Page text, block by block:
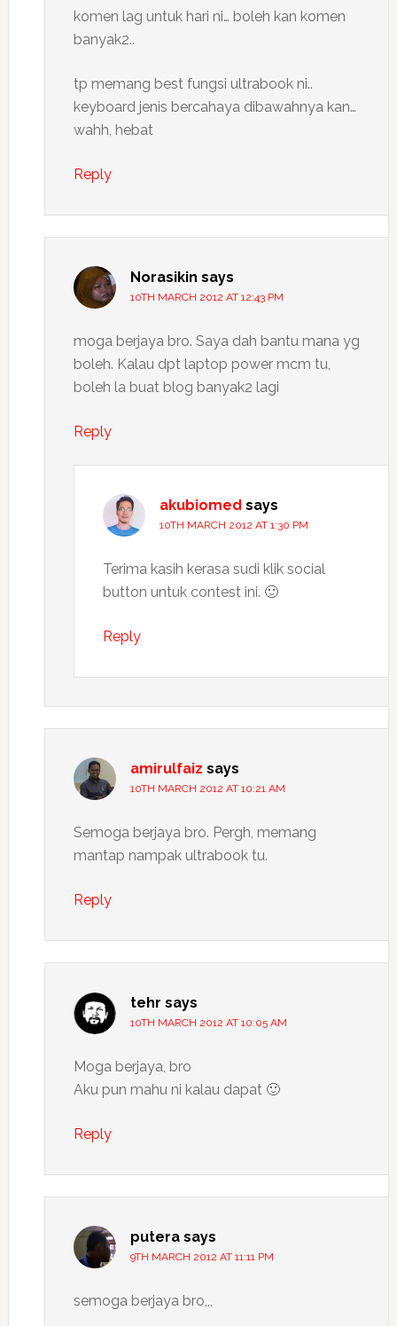
komen lag untuk hari ni… boleh kan komen
banyak2..
tp memang best fungsi ultrabook ni..
keyboard jenis bercahaya dibawahnya kan…
wahh, hebat
Reply
Norasikin says
10TH MARCH 2012 AT 12:43 PM
moga berjaya bro. Saya dah bantu mana yg
boleh. Kalau dpt laptop power mcm tu,
boleh la buat blog banyak2 lagi
Reply
akubiomed says
10TH MARCH 2012 AT 1:30 PM
Terima kasih kerasa sudi klik social
button untuk contest ini. 🙂
Reply
amirulfaiz says
10TH MARCH 2012 AT 10:21 AM
Semoga berjaya bro. Pergh, memang
mantap nampak ultrabook tu.
Reply
tehr says
10TH MARCH 2012 AT 10:05 AM
Moga berjaya, bro
Aku pun mahu ni kalau dapat 🙂
Reply
putera says
9TH MARCH 2012 AT 11:11 PM
semoga berjaya bro,,,